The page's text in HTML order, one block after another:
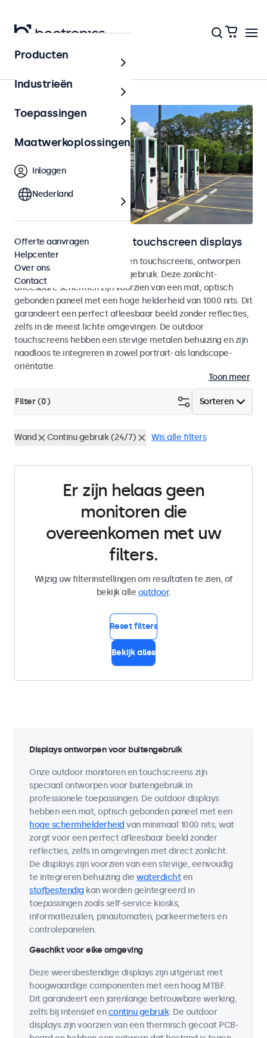
Home
Outdoor monitoren en touchscreen displays
Weersbestendige monitoren en touchscreens, ontworpen
voor zowel binnen- als buitengebruik. Deze zonlicht-
afleesbare schermen zijn voorzien van een mat, optisch
gebonden paneel met een hoge helderheid van 1000 nits. Dit
garandeert een perfect afleesbaar beeld zonder reflecties,
zelfs in de meest lichte omgevingen. De outdoor
touchscreens hebben een stevige metalen behuizing en zijn
naadloos te integreren in zowel portrait- als landscape-
oriëntatie.
Toon meer
Sorteren
Filter (0)
Wand Continu gebruik (24/7) Wis alle filters
Er zijn helaas geen
monitoren die
overeenkomen met uw
filters.
Wijzig uw filterinstellingen om resultaten te zien, of
bekijk alle outdoor.
Reset filters
Bekijk alles
Displays ontworpen voor buitengebruik
Onze outdoor monitoren en touchscreens zijn
speciaal ontworpen voor buitengebruik in
professionele toepassingen. De outdoor displays
hebben een mat, optisch gebonden paneel met een
hoge schermhelderheid van minimaal 1000 nits, wat
zorgt voor een perfect afleesbaar beeld zonder
reflecties, zelfs in omgevingen met direct zonlicht.
De displays zijn voorzien van een stevige, eenvoudig
te integreren behuizing die waterdichten
stofbestendig kan worden geïntegreerd in
toepassingen zoals self-service kiosks,
informatiezuilen, pinautomaten, parkeermeters en
controlepanelen.
Geschikt voor elke omgeving
Deze weersbestendige displays zijn uitgerust met
hoogwaardige componenten met een hoog MTBF.
Dit garandeert een jarenlange betrouwbare werking,
zelfs bij intensief encontinu gebruik. De outdoor
displays zijn voorzien van een thermisch gecoat PCB-
Producten
Industrieën
Toepassingen
Maatwerkoplossingen
Inloggen
Nederland
Offerte aanvragen
Helpcenter
Over ons
Contact